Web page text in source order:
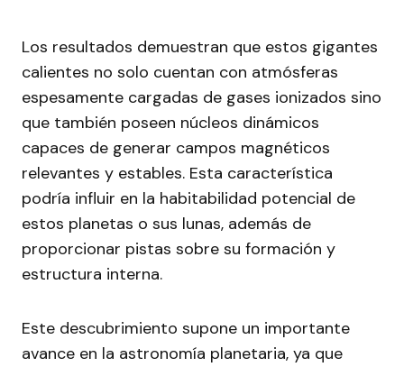
Los resultados demuestran que estos gigantes
calientes no solo cuentan con atmósferas
espesamente cargadas de gases ionizados sino
que también poseen núcleos dinámicos
capaces de generar campos magnéticos
relevantes y estables. Esta característica
podría influir en la habitabilidad potencial de
estos planetas o sus lunas, además de
proporcionar pistas sobre su formación y
estructura interna.
Este descubrimiento supone un importante
avance en la astronomía planetaria, ya que